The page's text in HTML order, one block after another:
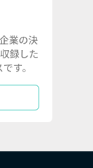
業の決
録した
す。